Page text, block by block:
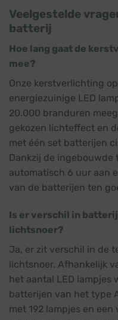
Veelgestelde
batterij
Hoe lang gaat de
mee?
Onze kerstverlichting
energiezuinige LED
20.000 branduren
gekozen lichteffect en
met één set batterijen
Dankzij de
automatisch 6 uur aan
van de batterijen ten
Is er verschil in
lichtsnoer?
Ja, er zit verschil in de
lichtsnoer. Afhankelijk
het aantal LED lampjes
batterijen van het type
met 192 lampjes en